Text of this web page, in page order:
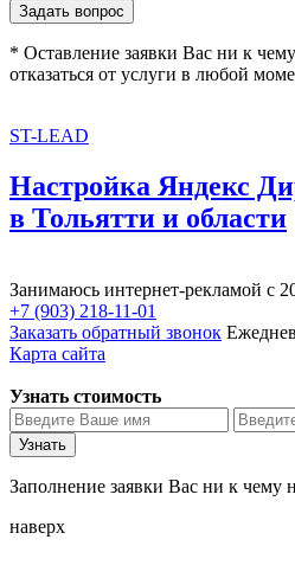
Задать вопрос
* Оставление заявки Вас ни к
отказаться от услуги в любой
ST-LEAD
Настройка Яндекс
в Тольятти и области
Занимаюсь интернет-рекламой с
+7 (903) 218-11-01
Заказать обратный звонок
Карта сайта
Узнать стоимость
Узнать
Заполнение заявки Вас ни к чему
наверх